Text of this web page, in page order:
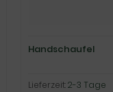
Handschaufel
Lieferzeit:2-3 Tage